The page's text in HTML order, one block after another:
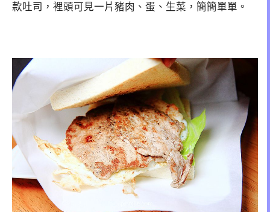
款吐司，裡頭可見一片豬肉、蛋、生菜，簡簡單單。